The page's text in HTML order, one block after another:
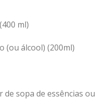
ml)
(ou álcool) (200ml)
de sopa de essências ou